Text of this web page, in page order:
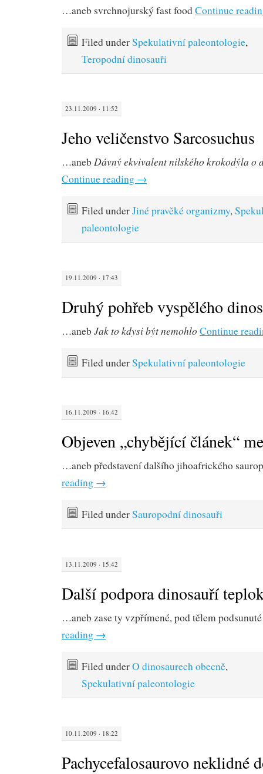
…aneb svrchnojurský fast foodContinue
Filed underSpekulativní paleontologie,
Teropodní dinosauři
23.11.2009 · 11:52
Jeho veličenstvo Sarcosuchus
…aneb Dávný ekvivalent nilského krokodýla o
Continue reading →
Filed underJiné pravěké organizmy,
paleontologie
19.11.2009 · 17:43
Druhý pohřeb vyspělého
…aneb Jak to kdysi být nemohlo Continue
Filed underSpekulativní paleontologie
16.11.2009 · 16:42
Objeven „chybějící článek“
…aneb představení dalšího jihoafrického
reading →
Filed underSauropodní dinosauři
13.11.2009 · 15:42
Další podpora dinosauří
…aneb zase ty vzpřímené, pod tělem
reading →
Filed underO dinosaurech obecně,
Spekulativní paleontologie
10.11.2009 · 18:22
Pachycefalosaurovo neklidné